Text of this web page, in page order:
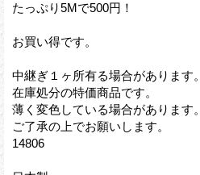
たっぷり5Mで500円！
お買い得です。
中継ぎ１ヶ所有る場合があります。
在庫処分の特価商品です。
薄く変色している場合があります。
ご了承の上でお願いします。
14806